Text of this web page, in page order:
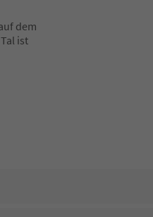
dem
ist